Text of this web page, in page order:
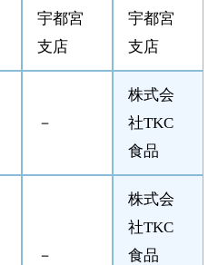
宇都宮
支店
宇都宮
支店
－
株式会
社TKC
食品
－
株式会
社TKC
食品